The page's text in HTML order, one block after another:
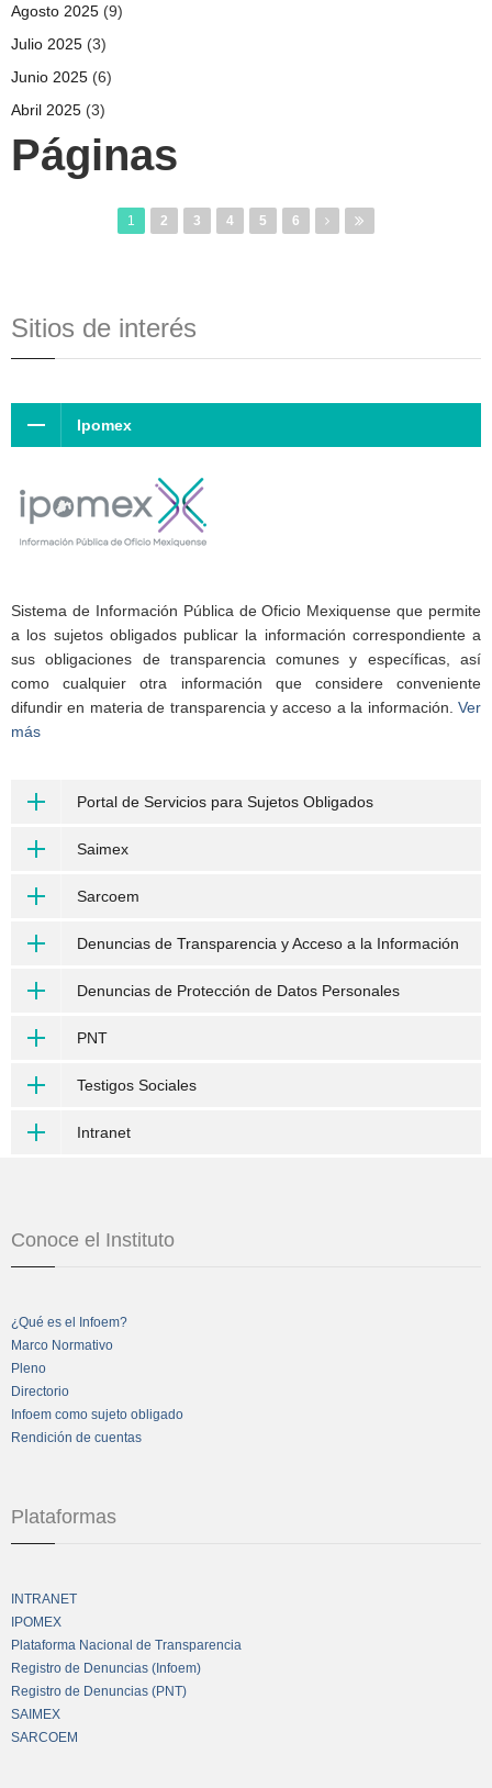
Agosto 2025 (9)
Julio 2025 (3)
Junio 2025 (6)
Abril 2025 (3)
Páginas
1 2 3 4 5 6
Sitios de interés
Ipomex
Sistema de Información Pública de Oficio Mexiquense que permite
a los sujetos obligados publicar la información correspondiente a
sus obligaciones de transparencia comunes y específicas, así
como cualquier otra información que considere conveniente
difundir en materia de transparencia y acceso a la información. Ver
más
Portal de Servicios para Sujetos Obligados
Saimex
Sarcoem
Denuncias de Transparencia y Acceso a la Información
Denuncias de Protección de Datos Personales
PNT
Testigos Sociales
Intranet
Conoce el Instituto
¿Qué es el Infoem?
Marco Normativo
Pleno
Directorio
Infoem como sujeto obligado
Rendición de cuentas
Plataformas
INTRANET
IPOMEX
Plataforma Nacional de Transparencia
Registro de Denuncias (Infoem)
Registro de Denuncias (PNT)
SAIMEX
SARCOEM